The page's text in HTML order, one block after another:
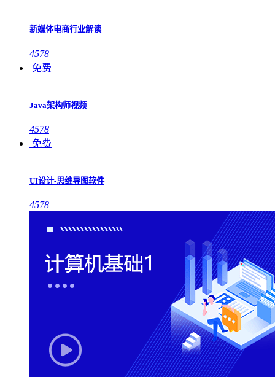
新媒体电商行业解读
4578
免费
Java架构师视频
4578
免费
UI设计-思维导图软件
4578